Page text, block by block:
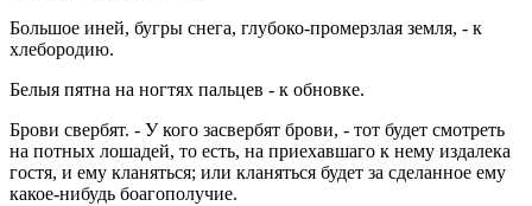
Большое иней, бугры снега, глубоко-промерзлая земля, - к
хлебородию.
Белыя пятна на ногтях пальцев - к обновке.
Брови свербят. - У кого засвербят брови, - тот будет смотреть
на потных лошадей, то есть, на приехавшаго к нему издалека
гостя, и ему кланяться; или кланяться будет за сделанное ему
какое-нибудь боагополучие.